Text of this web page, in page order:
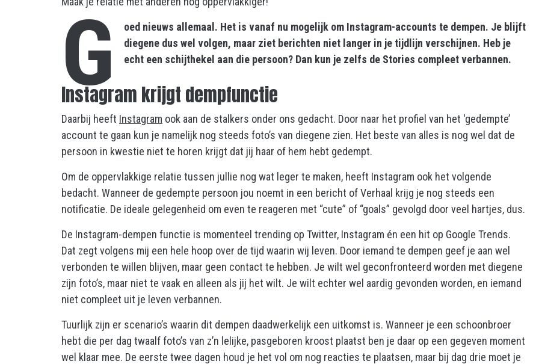
G
oed nieuws allemaal. Het is vanaf nu mogelijk om Instagram-accounts te dempen. Je blijft
diegene dus wel volgen, maar ziet berichten niet langer in je tijdlijn verschijnen. Heb je
echt een schijthekel aan die persoon? Dan kun je zelfs de Stories compleet verbannen.
Instagram krijgt dempfunctie
Daarbij heeft Instagram ook aan de stalkers onder ons gedacht. Door naar het profiel van het ‘gedempte’
account te gaan kun je namelijk nog steeds foto’s van diegene zien. Het beste van alles is nog wel dat de
persoon in kwestie niet te horen krijgt dat jij haar of hem hebt gedempt.
Om de oppervlakkige relatie tussen jullie nog wat leger te maken, heeft Instagram ook het volgende
bedacht. Wanneer de gedempte persoon jou noemt in een bericht of Verhaal krijg je nog steeds een
notificatie. De ideale gelegenheid om even te reageren met “cute” of “goals” gevolgd door veel hartjes, dus.
De Instagram-dempen functie is momenteel trending op Twitter, Instagram én een hit op Google Trends.
Dat zegt volgens mij een hele hoop over de tijd waarin wij leven. Door iemand te dempen geef je aan wel
verbonden te willen blijven, maar geen contact te hebben. Je wilt wel geconfronteerd worden met diegene
zijn foto’s, maar niet te vaak en alleen als jij het wilt. Je wilt echter wel aardig gevonden worden, en iemand
niet compleet uit je leven verbannen.
Tuurlijk zijn er scenario’s waarin dit dempen daadwerkelijk een uitkomst is. Wanneer je een schoonbroer
hebt die per dag twaalf foto’s van z’n lelijke, pasgeboren kroost plaatst ben je daar op een gegeven moment
wel klaar mee. De eerste twee dagen houd je het vol om nog reacties te plaatsen, maar bij dag drie moet je